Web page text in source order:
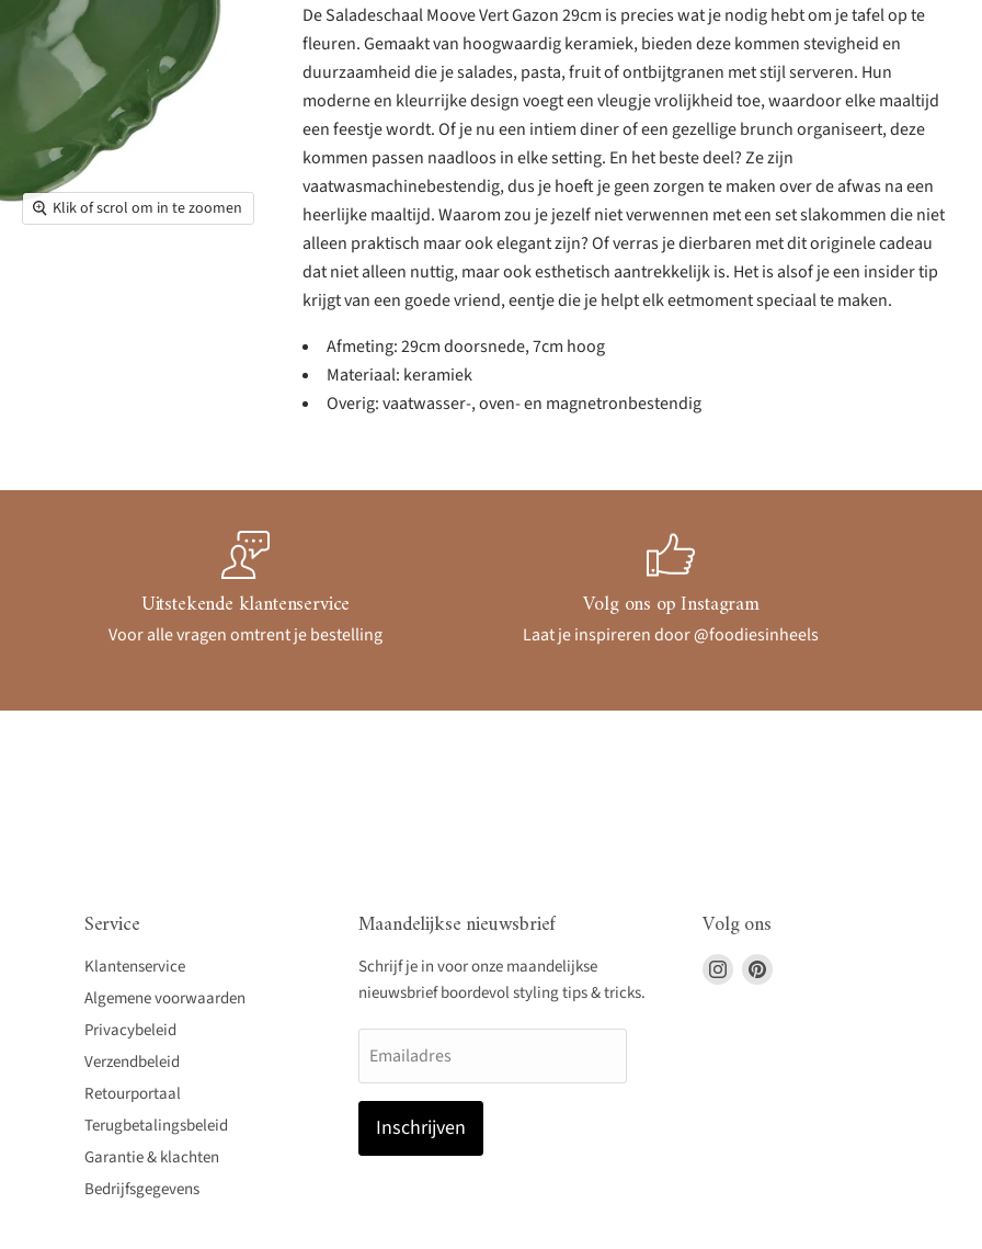
Klik of scrol om in te zoomen
De Saladeschaal Moove Vert Gazon 29cm is precies wat je nodig hebt om je tafel op te
fleuren. Gemaakt van hoogwaardig keramiek, bieden deze kommen stevigheid en
duurzaamheid die je salades, pasta, fruit of ontbijtgranen met stijl serveren. Hun
moderne en kleurrijke design voegt een vleugje vrolijkheid toe, waardoor elke maaltijd
een feestje wordt. Of je nu een intiem diner of een gezellige brunch organiseert, deze
kommen passen naadloos in elke setting. En het beste deel? Ze zijn
vaatwasmachinebestendig, dus je hoeft je geen zorgen te maken over de afwas na een
heerlijke maaltijd. Waarom zou je jezelf niet verwennen met een set slakommen die niet
alleen praktisch maar ook elegant zijn? Of verras je dierbaren met dit originele cadeau
dat niet alleen nuttig, maar ook esthetisch aantrekkelijk is. Het is alsof je een insider tip
krijgt van een goede vriend, eentje die je helpt elk eetmoment speciaal te maken.
Afmeting: 29cm doorsnede, 7cm hoog
Materiaal: keramiek
Overig: vaatwasser-, oven- en magnetronbestendig
Uitstekende klantenservice
Voor alle vragen omtrent je bestelling
Volg ons op Instagram
Laat je inspireren door @foodiesinheels
Service
Klantenservice
Algemene voorwaarden
Privacybeleid
Verzendbeleid
Retourportaal
Terugbetalingsbeleid
Garantie & klachten
Bedrijfsgegevens
Maandelijkse nieuwsbrief
Schrijf je in voor onze maandelijkse
nieuwsbrief boordevol styling tips & tricks.
Emailadres
Inschrijven
Volg ons
Vind
ons
Vind